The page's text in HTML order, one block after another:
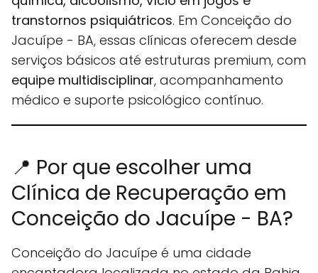
transtornos psiquiátricos. Em Conceição do
Jacuípe - BA, essas clínicas oferecem desde
serviços básicos até estruturas premium, com
equipe multidisciplinar, acompanhamento
médico e suporte psicológico contínuo.
📍 Por que escolher uma
Clínica de Recuperação em
Conceição do Jacuípe - BA?
Conceição do Jacuípe é uma cidade